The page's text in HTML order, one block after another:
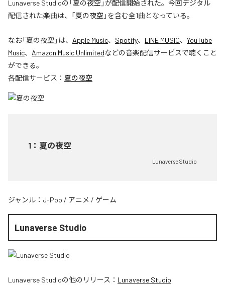
Lunaverse Studioの「夏の夜空」が配信開始された。今回デジタル
配信された楽曲は、「夏の夜空」を含む全1曲となっている。
なお「夏の夜空 」は、 Apple Music、 Spotify、 LINE MUSIC、 YouTube
Music、 Amazon Music Unlimitedなどの音楽配信サービスで聴くこと
ができる。
各配信サービス： 夏の夜空
1 ： 夏の夜空
Lunaverse Studio
ジャンル： J-Pop / アニメ / ゲーム
Lunaverse Studio
Lunaverse Studioの他のリリース： Lunaverse Studio